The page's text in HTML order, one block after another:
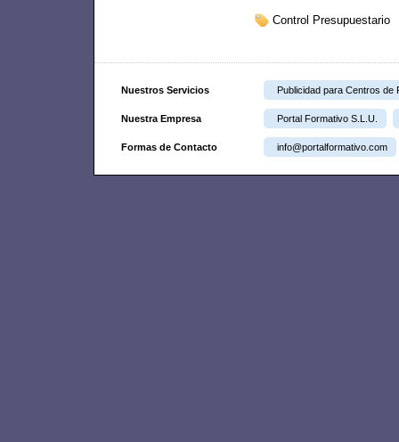
Control Presupuestario
Nuestros Servicios Publicidad para Centros de
Nuestra Empresa Portal Formativo S.L.U.
Formas de Contacto info@portalformativo.com